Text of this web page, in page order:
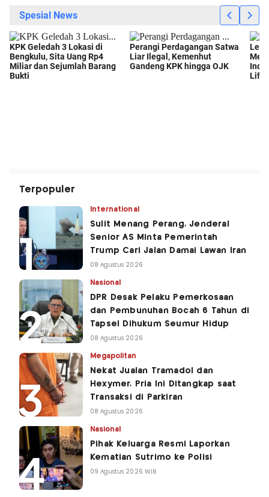
Terpopuler
International
Sulit Menang Perang, Jenderal
Senior AS Minta Pemerintah
Trump Cari Jalan Damai Lawan Iran
08 Agustus 2026
Nasional
DPR Desak Pelaku Pemerkosaan
dan Pembunuhan Bocah 6 Tahun di
Tapsel Dihukum Seumur Hidup
08 Agustus 2026
Megapolitan
Nekat Jualan Tramadol dan
Hexymer, Pria Ini Ditangkap saat
Transaksi di Parkiran
08 Agustus 2026
Nasional
Pihak Keluarga Resmi Laporkan
Kematian Sutrimo ke Polisi
09 Agustus 2026 WIB